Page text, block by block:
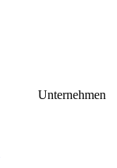
Unternehmen